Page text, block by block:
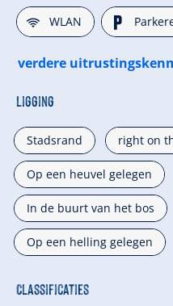
🜉WLAN 🐈
verdere
Ligging
Stadsrand right on
Op een heuvel gelegen
In de buurt van het bos
Op een helling gelegen
Classificaties